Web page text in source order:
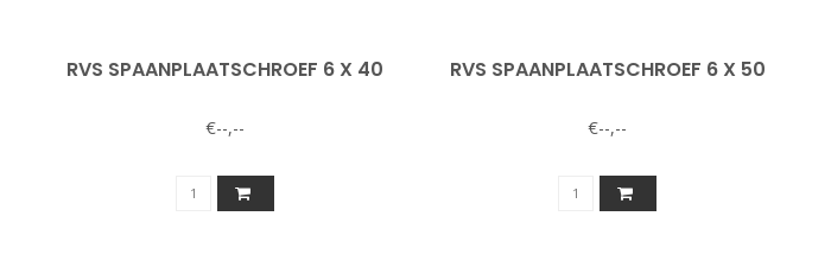
RVS SPAANPLAATSCHROEF 6 X 40
€--,--
RVS SPAANPLAATSCHROEF 6 X 50
€--,--